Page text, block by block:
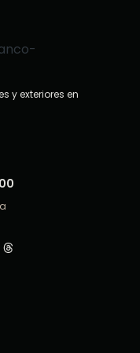
y exteriores en